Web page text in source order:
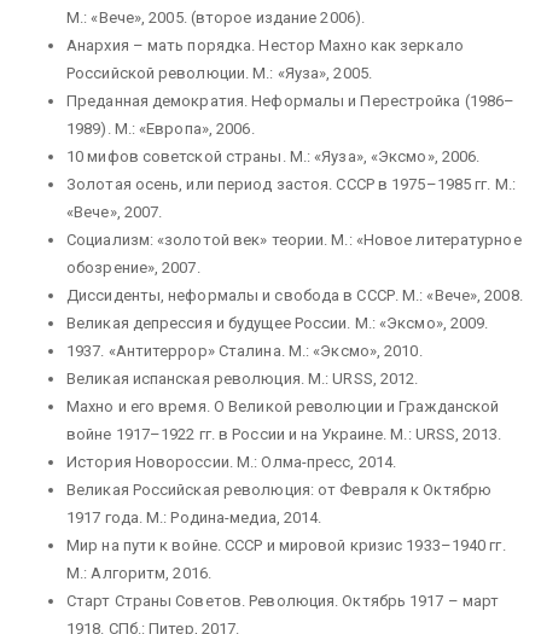
М.: «Вече», 2005. (второе издание 2006).
Анархия – мать порядка. Нестор Махно как зеркало
Российской революции. М.: «Яуза», 2005.
Преданная демократия. Неформалы и Перестройка (1986–
1989). М.: «Европа», 2006.
10 мифов советской страны. М.: «Яуза», «Эксмо», 2006.
Золотая осень, или период застоя. СССР в 1975–1985 гг. М.:
«Вече», 2007.
Социализм: «золотой век» теории. М.: «Новое литературное
обозрение», 2007.
Диссиденты, неформалы и свобода в СССР. М.: «Вече», 2008.
Великая депрессия и будущее России. М.: «Эксмо», 2009.
1937. «Антитеррор» Сталина. М.: «Эксмо», 2010.
Великая испанская революция. М.: URSS, 2012.
Махно и его время. О Великой революции и Гражданской
войне 1917–1922 гг. в России и на Украине. М.: URSS, 2013.
История Новороссии. М.: Олма-пресс, 2014.
Великая Российская революция: от Февраля к Октябрю
1917 года. М.: Родина-медиа, 2014.
Мир на пути к войне. СССР и мировой кризис 1933–1940 гг.
М.: Алгоритм, 2016.
Старт Страны Советов. Революция. Октябрь 1917 – март
1918. СПб.: Питер, 2017.